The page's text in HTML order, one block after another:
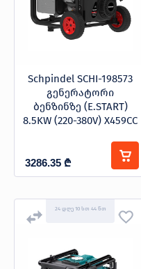
Schpindel SCHI-198573
გენერატორი
ბენზინზე (E.START)
8.5KW (220-380V) X459CC
3286.35 ₾
24 დღე 10 სთ 44 წთ